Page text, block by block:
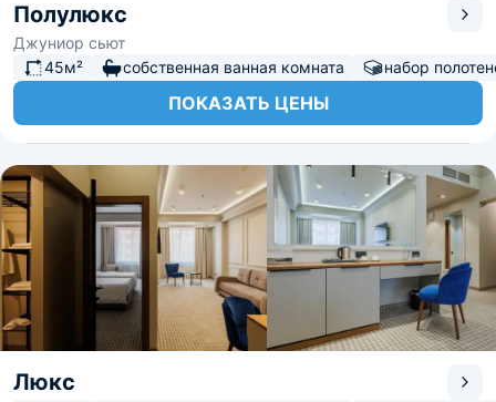
Полулюкс
Джуниор сьют
45м²
собственная ванная комната набор
ПОКАЗАТЬ ЦЕНЫ
Люкс